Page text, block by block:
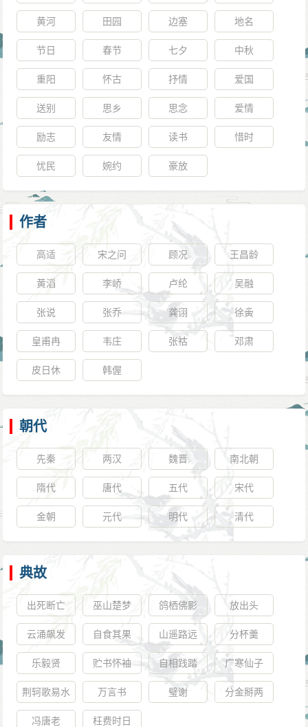
黄河 田园 边塞 地名
节日 春节 七夕 中秋
重阳 怀古 抒情 爱国
送别 思乡 思念 爱情
励志 友情 读书 惜时
忧民 婉约 豪放
作者
高适 宋之问 顾况 王昌龄
黄滔 李峤 卢纶 吴融
张说 张乔 龚诩 徐夤
皇甫冉 韦庄 张祜 邓肃
皮日休 韩偓
朝代
先秦 两汉 魏晋 南北朝
隋代 唐代 五代 宋代
金朝 元代 明代 清代
典故
出死断亡 巫山楚梦 鸽栖佛影 放出头
云涌飙发 自食其果 山遥路远 分杯羹
乐毅贤 贮书怀袖 自相践踏 广寒仙子
荆轲歌易水 万言书 璧谢 分金掰两
冯唐老 枉费时日